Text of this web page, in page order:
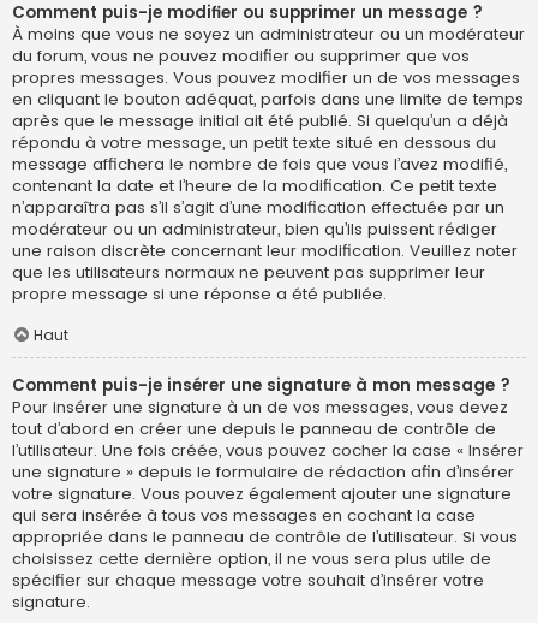
Comment puis-je modifier ou supprimer un message ?
À moins que vous ne soyez un administrateur ou un modérateur
du forum, vous ne pouvez modifier ou supprimer que vos
propres messages. Vous pouvez modifier un de vos messages
en cliquant le bouton adéquat, parfois dans une limite de temps
après que le message initial ait été publié. Si quelqu’un a déjà
répondu à votre message, un petit texte situé en dessous du
message affichera le nombre de fois que vous l’avez modifié,
contenant la date et l’heure de la modification. Ce petit texte
n’apparaîtra pas s’il s’agit d’une modification effectuée par un
modérateur ou un administrateur, bien qu’ils puissent rédiger
une raison discrète concernant leur modification. Veuillez noter
que les utilisateurs normaux ne peuvent pas supprimer leur
propre message si une réponse a été publiée.
Haut
Comment puis-je insérer une signature à mon message ?
Pour insérer une signature à un de vos messages, vous devez
tout d’abord en créer une depuis le panneau de contrôle de
l’utilisateur. Une fois créée, vous pouvez cocher la case « Insérer
une signature » depuis le formulaire de rédaction afin d’insérer
votre signature. Vous pouvez également ajouter une signature
qui sera insérée à tous vos messages en cochant la case
appropriée dans le panneau de contrôle de l’utilisateur. Si vous
choisissez cette dernière option, il ne vous sera plus utile de
spécifier sur chaque message votre souhait d’insérer votre
signature.